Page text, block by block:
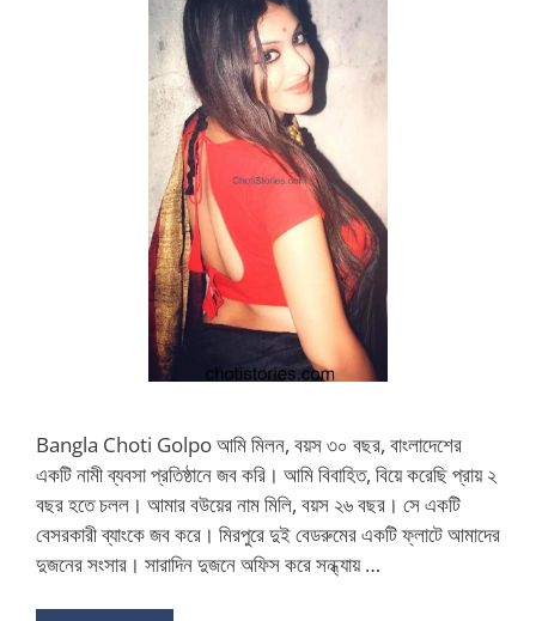
Bangla Choti Golpo আমি মিলন, বয়স ৩০ বছর, বাংলাদেশের
একটি নামী ব্যবসা প্রতিষ্ঠানে জব করি। আমি বিবাহিত, বিয়ে করেছি প্রায় ২
বছর হতে চলল। আমার বউয়ের নাম মিলি, বয়স ২৬ বছর। সে একটি
বেসরকারী ব্যাংকে জব করে। মিরপুরে দুই বেডরুমের একটি ফ্লাটে আমাদের
দুজনের সংসার। সারাদিন দুজনে অফিস করে সন্ধ্যায় …